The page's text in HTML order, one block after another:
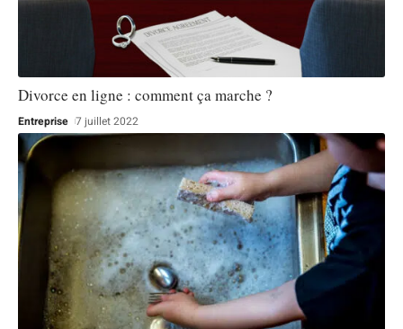
Divorce en ligne : comment ça marche ?
Entreprise 7 juillet 2022